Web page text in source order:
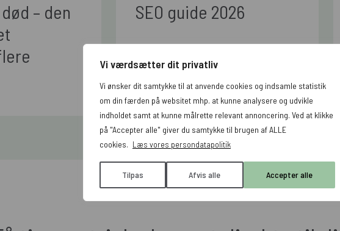
Vi værdsætter dit privatliv
Vi ønsker dit samtykke til at anvende cookies og indsamle statistik
om din færden på websitet mhp. at kunne analysere og udvikle
indholdet samt at kunne målrette relevant annoncering. Ved at klikke
på "Accepter alle" giver du samtykke til brugen af ALLE
cookies. Læs vores persondatapolitik
Tilpas Afvis alle Accepter alle
– den
SEO guide 2026
Læs artiklen